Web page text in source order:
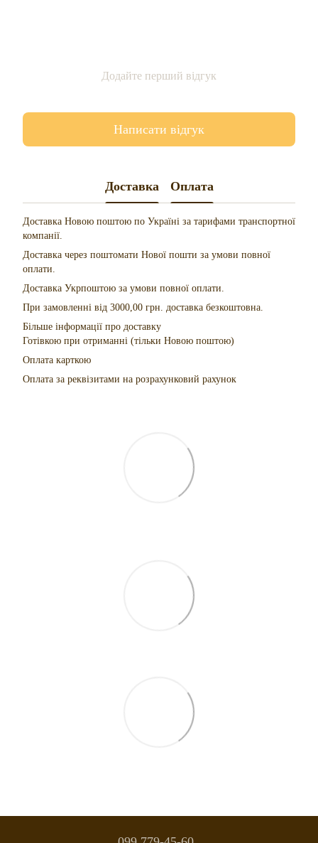
Додайте перший відгук
Написати відгук
Доставка Оплата
Доставка Новою поштою по Україні за тарифами транспортної
компанії.
Доставка через поштомати Нової пошти за умови повної
оплати.
Доставка Укрпоштою за умови повної оплати.
При замовленні від 3000,00 грн. доставка безкоштовна.
Більше інформації про доставку
Готівкою при отриманні (тільки Новою поштою)
Оплата карткою
Оплата за реквізитами на розрахунковий рахунок